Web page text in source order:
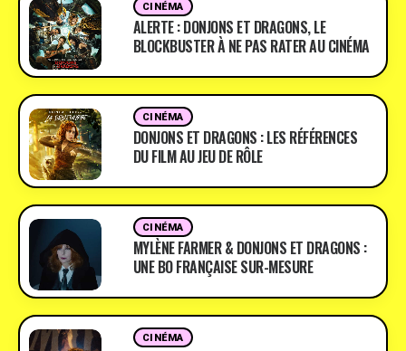
CINÉMA
ALERTE : DONJONS ET DRAGONS, LE
BLOCKBUSTER À NE PAS RATER AU CINÉMA
CINÉMA
DONJONS ET DRAGONS : LES RÉFÉRENCES
DU FILM AU JEU DE RÔLE
CINÉMA
MYLÈNE FARMER & DONJONS ET DRAGONS :
UNE BO FRANÇAISE SUR-MESURE
CINÉMA